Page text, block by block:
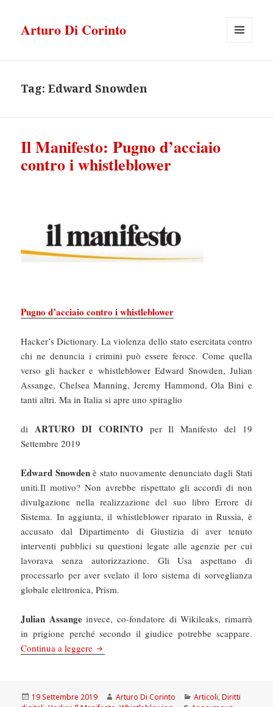
Arturo Di Corinto
Tag:Edward Snowden
Il Manifesto: Pugno d’acciaio
contro i whistleblower
Pugno d’acciaio contro i whistleblower
Hacker’s Dictionary. La violenza dello stato esercitata contro
chi ne denuncia i crimini può essere feroce. Come quella
verso gli hacker e whistleblower Edward Snowden, Julian
Assange, Chelsea Manning, Jeremy Hammond, Ola Bini e
tanti altri. Ma in Italia si apre uno spiraglio
diARTURO DI CORINTO per Il Manifesto del 19
Settembre 2019
Edward Snowdenè stato nuovamente denunciato dagli Stati
uniti.Il motivo? Non avrebbe rispettato gli accordi di non
divulgazione nella realizzazione del suo libro Errore di
Sistema. In aggiunta, il whistleblower riparato in Russia, è
accusato dal Dipartimento di Giustizia di aver tenuto
interventi pubblici su questioni legate alle agenzie per cui
lavorava senza autorizzazione. Gli Usa aspettano di
processarlo per aver svelato il loro sistema di sorveglianza
globale elettronica, Prism.
Julian Assangeinvece, co-fondatore di Wikileaks, rimarrà
in prigione perché secondo il giudice potrebbe scappare.
Continua a leggere Il Manifesto: Pugno d’acciaio contro i
Scritto
19 Settembre 2019 Autore
Arturo Di Corinto Categorie
Articoli,Diritti